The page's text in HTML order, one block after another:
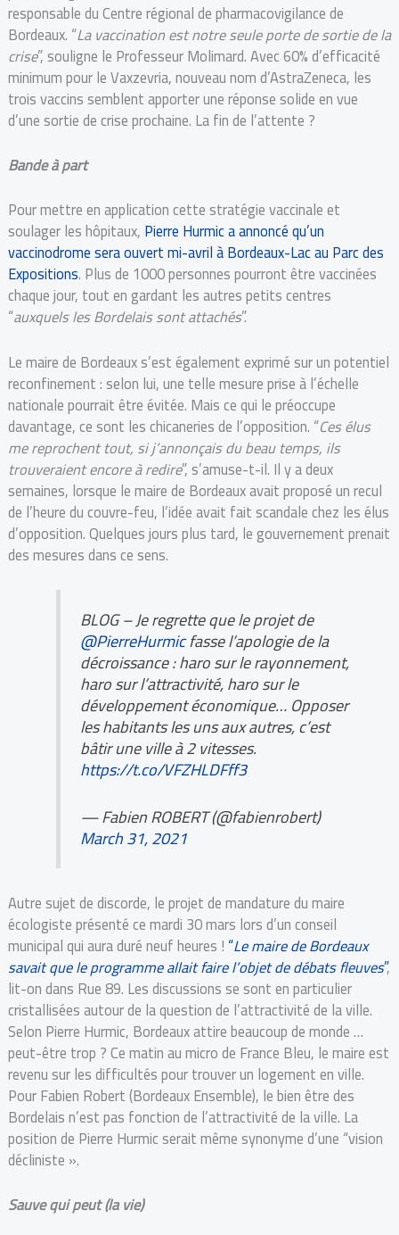
responsable du Centre régional de pharmacovigilance de
Bordeaux. “La vaccination est notre seule porte de sortie de la
crise”, souligne le Professeur Molimard. Avec 60% d’efficacité
minimum pour le Vaxzevria, nouveau nom d’AstraZeneca, les
trois vaccins semblent apporter une réponse solide en vue
d’une sortie de crise prochaine. La fin de l’attente ?
Bande à part
Pour mettre en application cette stratégie vaccinale et
soulager les hôpitaux, Pierre Hurmic a annoncé qu’un
vaccinodrome sera ouvert mi-avril à Bordeaux-Lac au Parc des
Expositions. Plus de 1000 personnes pourront être vaccinées
chaque jour, tout en gardant les autres petits centres
“auxquels les Bordelais sont attachés”.
Le maire de Bordeaux s’est également exprimé sur un potentiel
reconfinement : selon lui, une telle mesure prise à l’échelle
nationale pourrait être évitée. Mais ce qui le préoccupe
davantage, ce sont les chicaneries de l’opposition. “Ces élus
me reprochent tout, si j’annonçais du beau temps, ils
trouveraient encore à redire”, s’amuse-t-il. Il y a deux
semaines, lorsque le maire de Bordeaux avait proposé un recul
de l’heure du couvre-feu, l’idée avait fait scandale chez les élus
d’opposition. Quelques jours plus tard, le gouvernement prenait
des mesures dans ce sens.
BLOG – Je regrette que le projet de
@PierreHurmicfasse l’apologie de la
décroissance : haro sur le rayonnement,
haro sur l’attractivité, haro sur le
développement économique… Opposer
les habitants les uns aux autres, c’est
bâtir une ville à 2 vitesses.
https://t.co/VFZHLDFff3
— Fabien ROBERT (@fabienrobert)
March 31, 2021
Autre sujet de discorde, le projet de mandature du maire
écologiste présenté ce mardi 30 mars lors d’un conseil
municipal qui aura duré neuf heures ! “Le maire de Bordeaux
savait que le programme allait faire l’objet de débats fleuves”,
lit-on dans Rue 89. Les discussions se sont en particulier
cristallisées autour de la question de l’attractivité de la ville.
Selon Pierre Hurmic, Bordeaux attire beaucoup de monde …
peut-être trop ? Ce matin au micro de France Bleu, le maire est
revenu sur les difficultés pour trouver un logement en ville.
Pour Fabien Robert (Bordeaux Ensemble), le bien être des
Bordelais n’est pas fonction de l’attractivité de la ville. La
position de Pierre Hurmic serait même synonyme d’une “vision
décliniste ».
Sauve qui peut (la vie)